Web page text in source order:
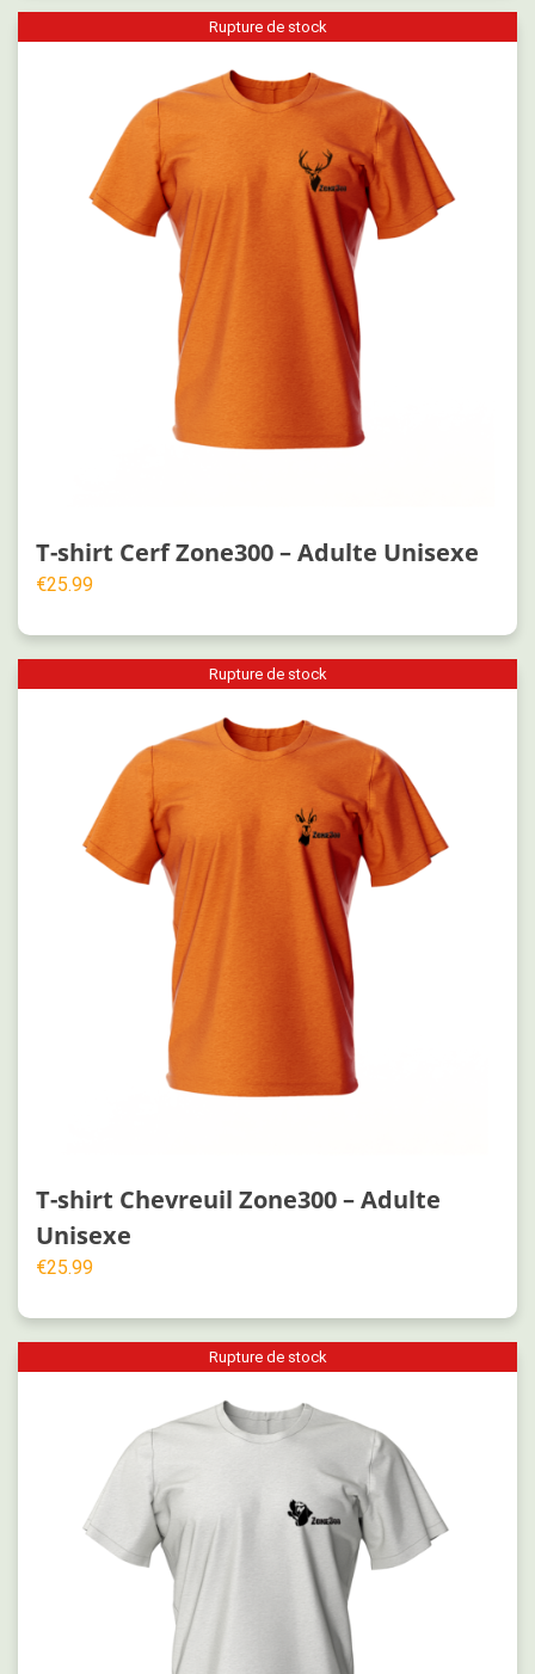
Rupture de stock
T-shirt Cerf Zone300 – Adulte Unisexe
€25.99
Rupture de stock
T-shirt Chevreuil Zone300 – Adulte
Unisexe
€25.99
Rupture de stock